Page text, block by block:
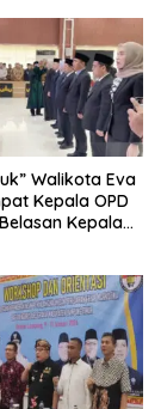
Walikota Eva
Kepala OPD
Kepala